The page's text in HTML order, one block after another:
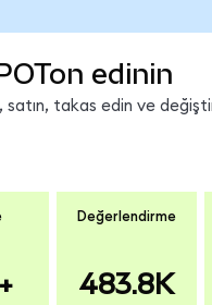
edinin
satın, takas edin ve
Değerlendirme
483.8K